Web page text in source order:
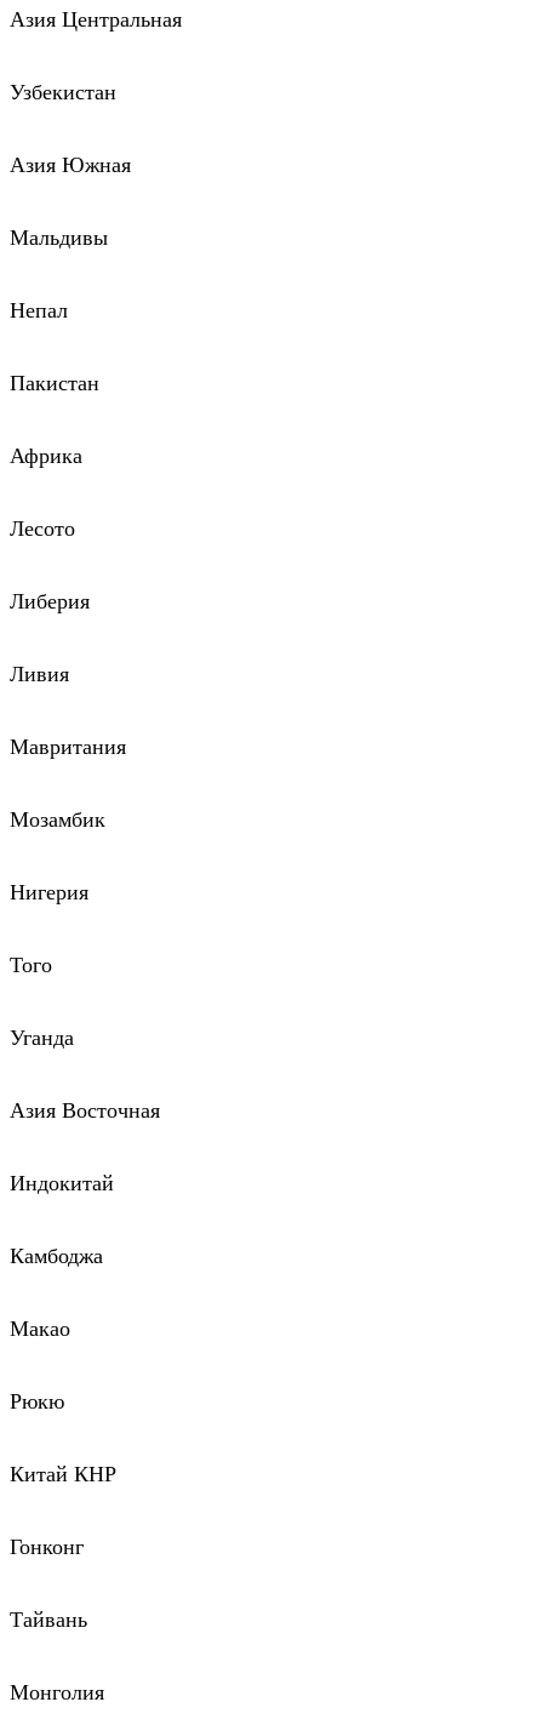
Азия Центральная
Узбекистан
Азия Южная
Мальдивы
Непал
Пакистан
Африка
Лесото
Либерия
Ливия
Мавритания
Мозамбик
Нигерия
Того
Уганда
Азия Восточная
Индокитай
Камбоджа
Макао
Рюкю
Китай КНР
Гонконг
Тайвань
Монголия